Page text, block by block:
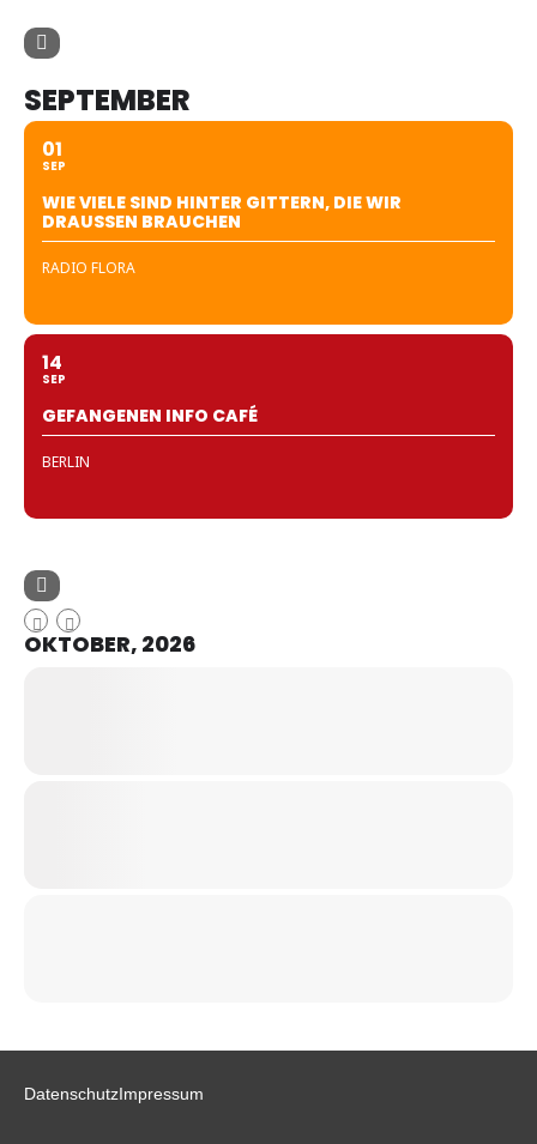
SEPTEMBER
01
SEP
WIE VIELE SIND HINTER GITTERN, DIE WIR
DRAUSSEN BRAUCHEN
RADIO FLORA
14
SEP
GEFANGENEN INFO CAFÉ
BERLIN
OKTOBER, 2026
DatenschutzImpressum